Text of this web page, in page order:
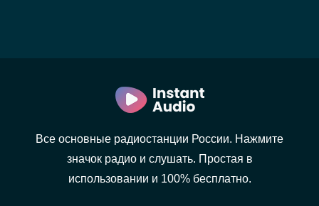
Все основные радиостанции России. Нажмите
значок радио и слушать. Простая в
использовании и 100% бесплатно.